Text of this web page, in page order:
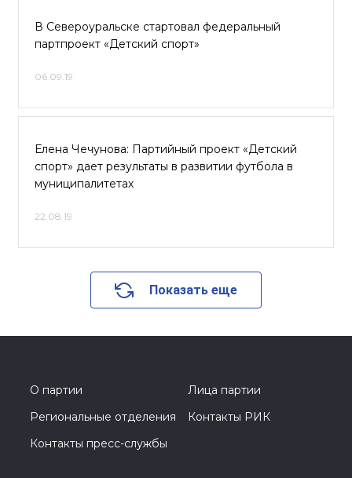
В Североуральске стартовал федеральный
партпроект «Детский спорт»
06.09.19
Елена Чечунова: Партийный проект «Детский
спорт» дает результаты в развитии футбола в
муниципалитетах
22.08.19
Показать еще
О партии
Лица партии
Региональные отделения
Контакты РИК
Контакты пресс-службы